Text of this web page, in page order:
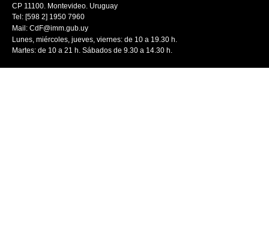
CP 11100. Montevideo. Uruguay
Tel: [598 2] 1950 7960
Mail: CdF@imm.gub.uy
Lunes, miércoles, jueves, viernes: de 10 a 19.30 h.
Martes: de 10 a 21 h. Sábados de 9.30 a 14.30 h.